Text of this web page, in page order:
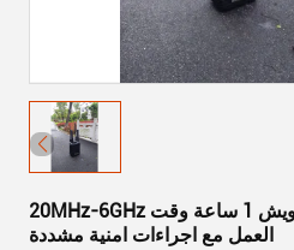
20MHz-6GHz العسكرية إشارة جهاز تشويش 1 ساعة وقت
العمل مع اجراءات امنية مشددة